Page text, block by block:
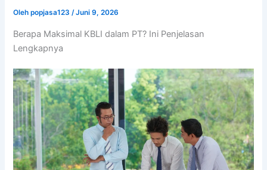
Olehpopjasa123/Juni 9, 2026
Berapa Maksimal KBLI dalam PT? Ini Penjelasan
Lengkapnya